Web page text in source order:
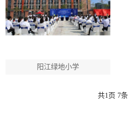
阳江绿地小学
共1 页 7条